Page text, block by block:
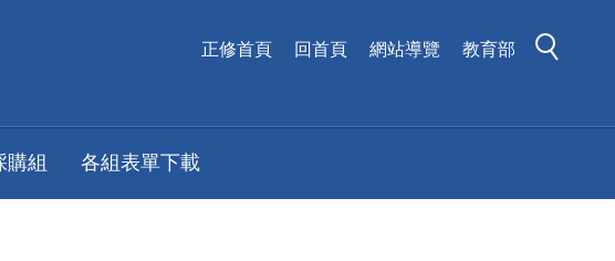
正修首頁 回首頁 網站導覽 教育部
購組 各組表單下載